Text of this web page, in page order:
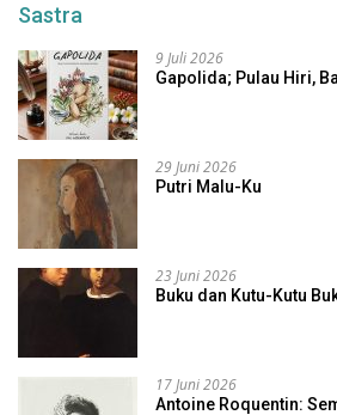
Sastra
9 Juli 2026
Gapolida; Pulau Hiri,
29 Juni 2026
Putri Malu-Ku
23 Juni 2026
Buku dan Kutu-Kutu
17 Juni 2026
Antoine Roquentin: